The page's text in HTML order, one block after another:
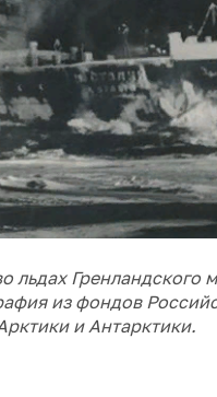
льдах
из фондов
и Антарктики.